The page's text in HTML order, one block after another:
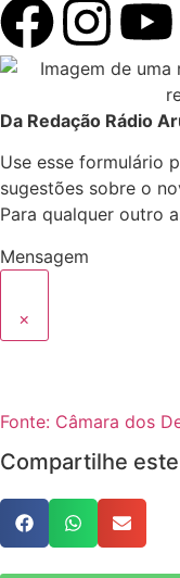
Da Redação Rádio
Use esse formulário
sugestões sobre o
Para qualquer outro
Mensagem
×
Fonte: Câmara dos
Compartilhe